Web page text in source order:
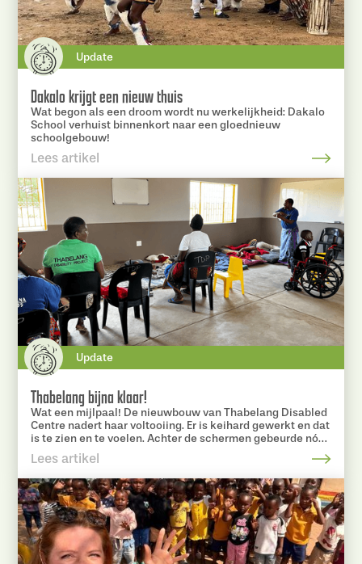
Update
Dakalo krijgt een nieuw thuis
Wat begon als een droom wordt nu werkelijkheid: Dakalo
School verhuist binnenkort naar een gloednieuw
schoolgebouw!
Lees artikel
Update
Thabelang bijna klaar!
Wat een mijlpaal! De nieuwbouw van Thabelang Disabled
Centre nadert haar voltooiing. Er is keihard gewerkt en dat
is te zien en te voelen. Achter de schermen gebeurde nóg
meer dan de foto’s laten zien.
Lees artikel